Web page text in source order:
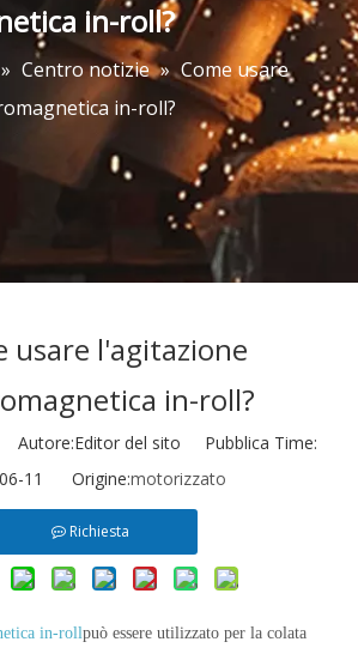
in-roll?
» Centro notizie » Come usare
in-roll?
usare l'agitazione
in-roll?
Autore:Editor del sito Pubblica Time:
06-11 Origine:motorizzato
Richiesta
in-rollpuò essere utilizzato per la colata